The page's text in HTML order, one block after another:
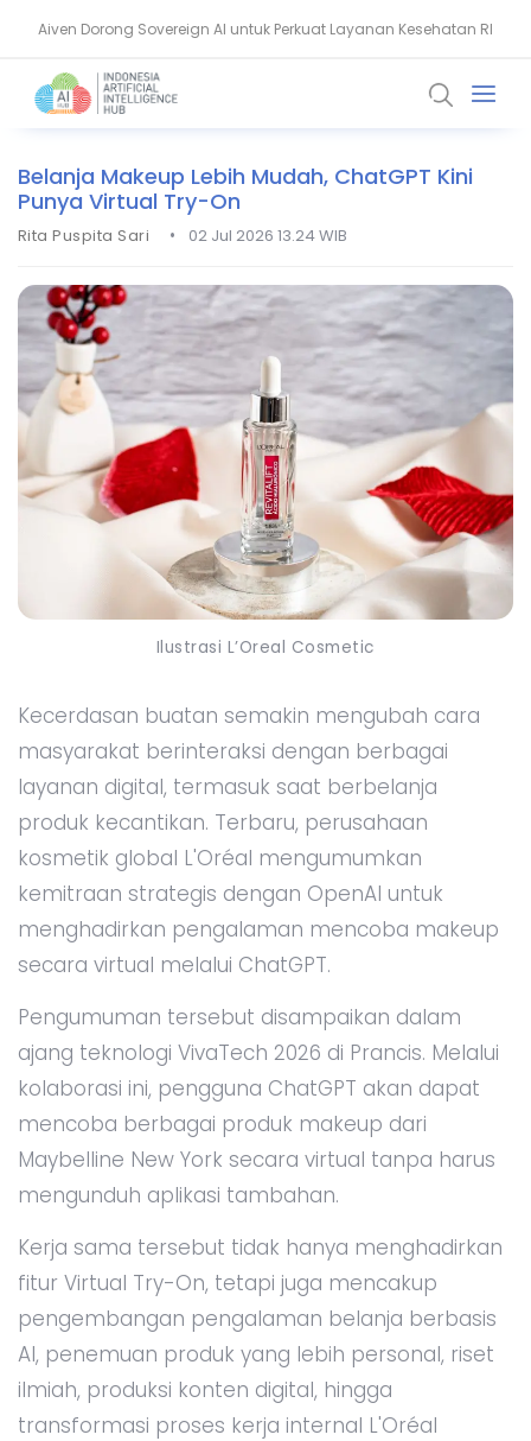
Aiven Dorong Sovereign AI untuk Perkuat Layanan Kesehatan RI
Prodia Ungkap Strategi AI untuk Laboratorium Kesehatan Modern
Belanja Makeup Lebih Mudah, ChatGPT Kini
Punya Virtual Try-On
Rita Puspita Sari • 02 Jul 2026 13.24 WIB
Ilustrasi L’Oreal Cosmetic
Kecerdasan buatan semakin mengubah cara
masyarakat berinteraksi dengan berbagai
layanan digital, termasuk saat berbelanja
produk kecantikan. Terbaru, perusahaan
kosmetik global L'Oréal mengumumkan
kemitraan strategis dengan OpenAI untuk
menghadirkan pengalaman mencoba makeup
secara virtual melalui ChatGPT.
Pengumuman tersebut disampaikan dalam
ajang teknologi VivaTech 2026 di Prancis. Melalui
kolaborasi ini, pengguna ChatGPT akan dapat
mencoba berbagai produk makeup dari
Maybelline New York secara virtual tanpa harus
mengunduh aplikasi tambahan.
Kerja sama tersebut tidak hanya menghadirkan
fitur Virtual Try-On, tetapi juga mencakup
pengembangan pengalaman belanja berbasis
AI, penemuan produk yang lebih personal, riset
ilmiah, produksi konten digital, hingga
transformasi proses kerja internal L'Oréal